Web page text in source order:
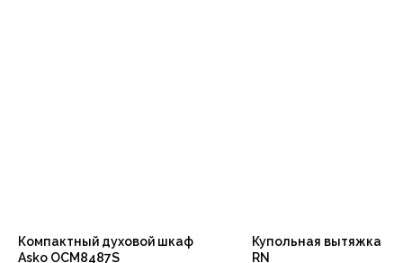
Компактный духовой шкаф
Asko OCM8487S
Купольная вытяжка
RN